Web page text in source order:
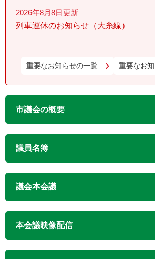
2026年8月8日更新
列車運休のお知らせ（大糸線）
重要なお知らせの一覧 重要なお
市議会の概要
議員名簿
議会本会議
本会議映像配信